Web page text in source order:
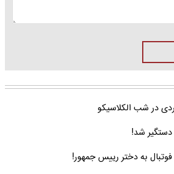
در شب الکلاسیکو
دستگیر شد!
به دختر رییس جمهور!